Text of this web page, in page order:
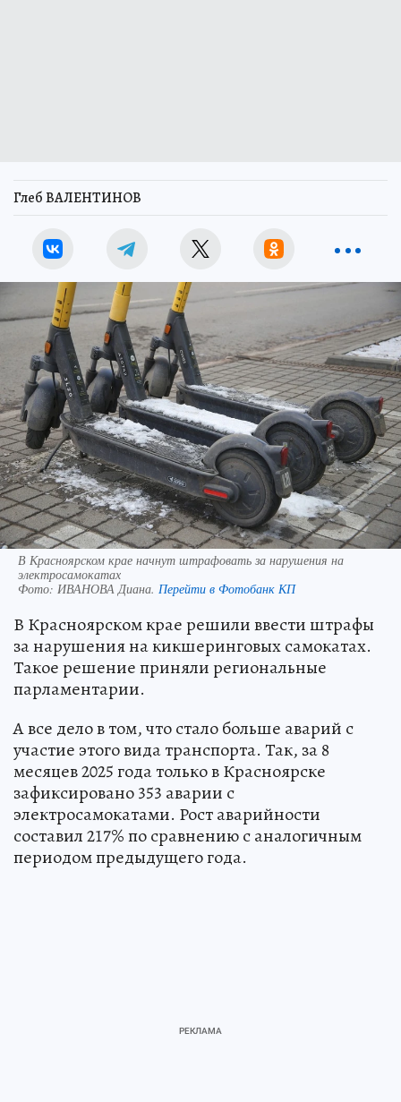
Глеб ВАЛЕНТИНОВ
В Красноярском крае начнут штрафовать за нарушения на
электросамокатах
Фото: ИВАНОВА Диана. Перейти в Фотобанк КП
В Красноярском крае решили ввести штрафы
за нарушения на кикшеринговых самокатах.
Такое решение приняли региональные
парламентарии.
А все дело в том, что стало больше аварий с
участие этого вида транспорта. Так, за 8
месяцев 2025 года только в Красноярске
зафиксировано 353 аварии с
электросамокатами. Рост аварийности
составил 217% по сравнению с аналогичным
периодом предыдущего года.